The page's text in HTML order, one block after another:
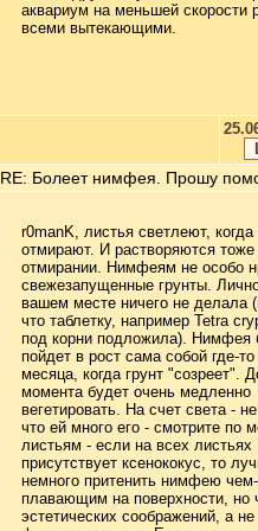
аквариум на меньшей скорости
всеми вытекающими.
RE: Болеет нимфея. Прошу
r0manK, листья светлеют, когда
отмирают. И растворяются тоже
отмирании. Нимфеям не особо
свежезапущенные грунты.
вашем месте ничего не делала
что таблетку, например Tetra
под корни подложила). Нимфея
пойдет в рост сама собой где-
месяца, когда грунт "созреет".
момента будет очень медленно
вегетировать. На счет света -
что ей много его - смотрите по
листьям - если на всех листьях
присутствует ксенококус, то
немного притенить нимфею
плавающим на поверхности, но
эстетических соображений, а не